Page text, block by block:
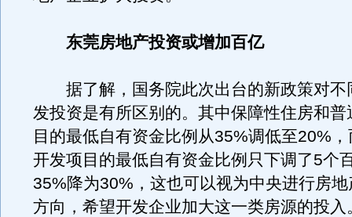
东莞房地产投资或增加百亿
据了解，国务院此次出台的新政策对不
发投资是有所区别的。其中保障性住房和普
目的最低自有资金比例从35%调低至20%
开发项目的最低自有资金比例只下调了5个
35%降为30%，这也可以视为中央进行房
方向，希望开发企业加大这一类房源的投入